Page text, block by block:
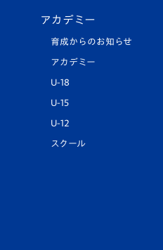
アカデミー
育成からのお知らせ
アカデミー
U-18
U-15
U-12
スクール